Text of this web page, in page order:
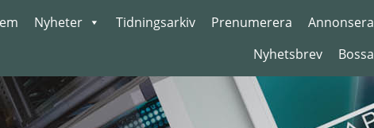
Nyheter Tidningsarkiv Prenumerera Annonsera
Nyhetsbrev
Bossa